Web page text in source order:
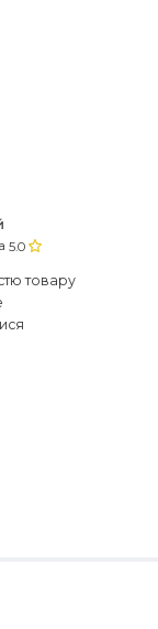
5.0
товару